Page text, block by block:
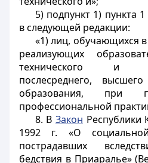
5) подпункт 1) пункта
в следующей редакции:
«1) лиц, обучающихся
реализующих
технического и
послесреднего,
образования, при
профессиональной
8. В Закон Республики
1992 г. «О
пострадавших
бедствия в Приаралье»